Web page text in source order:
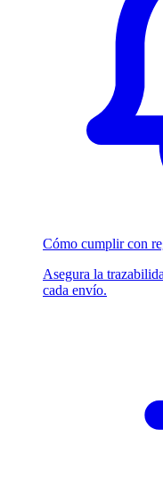
Cómo cumplir con
Asegura la
cada envío.